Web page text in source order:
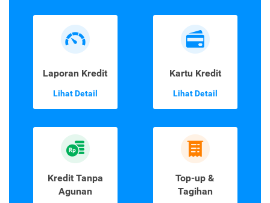
Laporan Kredit
Lihat Detail
Kartu Kredit
Lihat Detail
Kredit Tanpa
Agunan
Top-up &
Tagihan